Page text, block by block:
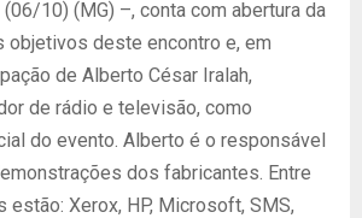
10) (MG) –, conta com abertura da
objetivos deste encontro e, em
de Alberto César Iralah,
de rádio e televisão, como
do evento. Alberto é o responsável
dos fabricantes. Entre
Xerox, HP, Microsoft, SMS,